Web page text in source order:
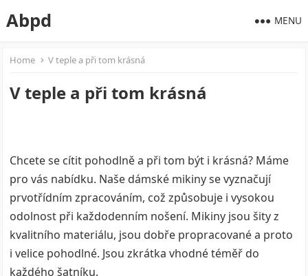
Abpd MENU
Home V teple a při tom krásná
V teple a při tom krásná
Chcete se cítit pohodlně a při tom být i krásná? Máme
pro vás nabídku. Naše dámské mikiny se vyznačují
prvotřídním zpracováním, což způsobuje i vysokou
odolnost při každodenním nošení. Mikiny jsou šity z
kvalitního materiálu, jsou dobře propracované a proto
i velice pohodlné. Jsou zkrátka vhodné téměř do
každého šatníku.